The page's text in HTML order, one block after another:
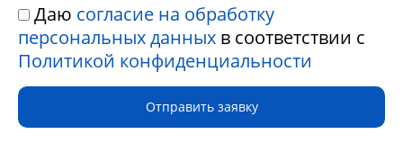
Даю согласие на обработку
персональных данных в соответствии с
Политикой конфиденциальности
Отправить заявку